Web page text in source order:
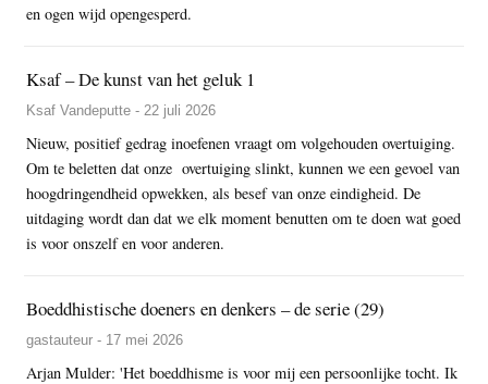
en ogen wijd opengesperd.
Ksaf – De kunst van het geluk 1
Ksaf Vandeputte - 22 juli 2026
Nieuw, positief gedrag inoefenen vraagt om volgehouden overtuiging.
Om te beletten dat onze overtuiging slinkt, kunnen we een gevoel van
hoogdringendheid opwekken, als besef van onze eindigheid. De
uitdaging wordt dan dat we elk moment benutten om te doen wat goed
is voor onszelf en voor anderen.
Boeddhistische doeners en denkers – de serie (29)
gastauteur - 17 mei 2026
Arjan Mulder: 'Het boeddhisme is voor mij een persoonlijke tocht. Ik